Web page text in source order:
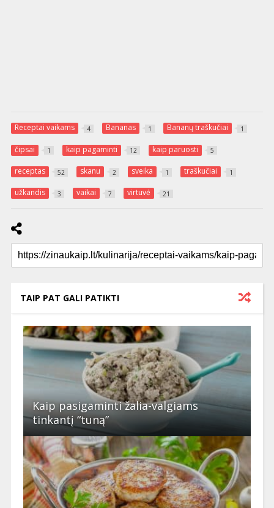
Receptai vaikams 4 Bananas 1 Bananų traškučiai 1
čipsai 1 kaip pagaminti 12 kaip paruosti 5
receptas 52 skanu 2 sveika 1 traškučiai 1
užkandis 3 vaikai 7 virtuvė 21
TAIP PAT GALI PATIKTI
Kaip pasigaminti žalia-valgiams
tinkantį “tuną”